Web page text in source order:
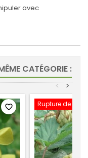
avec
CATÉGORIE :
>
<
favorite_border Rupture de